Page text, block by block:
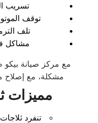
تسريب
توقف
تلف
مشاكل
مع مركز صيانة
مشكلة، مع إصلاح
مميزات
تنفرد